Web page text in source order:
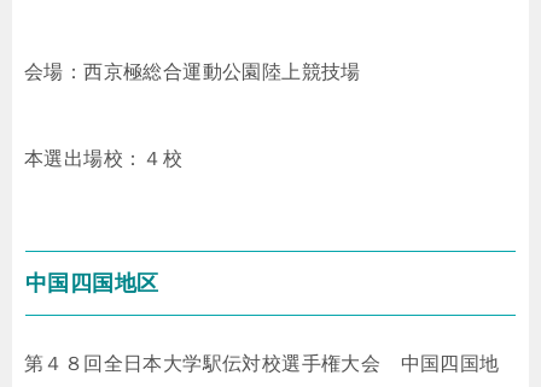
会場：西京極総合運動公園陸上競技場
本選出場校：４校
中国四国地区
第４８回全日本大学駅伝対校選手権大会 中国四国地